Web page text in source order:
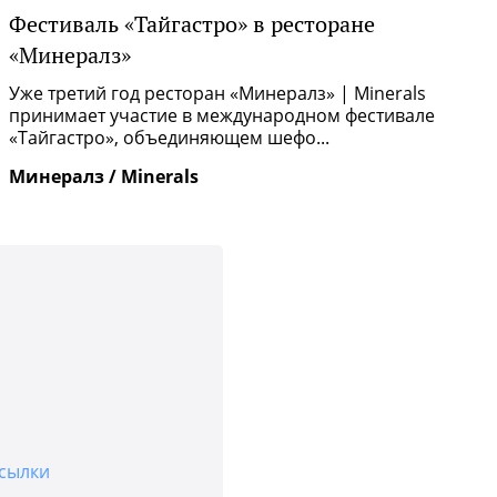
Фестиваль «Тайгастро» в ресторане
«Минералз»
Уже третий год ресторан «Минералз» | Minerals
принимает участие в международном фестивале
«Тайгастро», объединяющем шефо...
Минералз / Minerals